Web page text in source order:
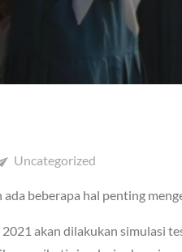
Uncategorized
beberapa hal penting
2021 akan dilakukan simulasi